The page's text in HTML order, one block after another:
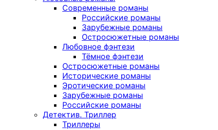
Современные романы
Российские романы
Зарубежные романы
Остросюжетные романы
Любовное фэнтези
Тёмное фэнтези
Остросюжетные романы
Исторические романы
Эротические романы
Зарубежные романы
Российские романы
Детектив. Триллер
Триллеры